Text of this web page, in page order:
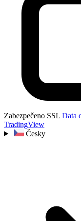
Zabezpečeno SSL Data
TradingView
Česky